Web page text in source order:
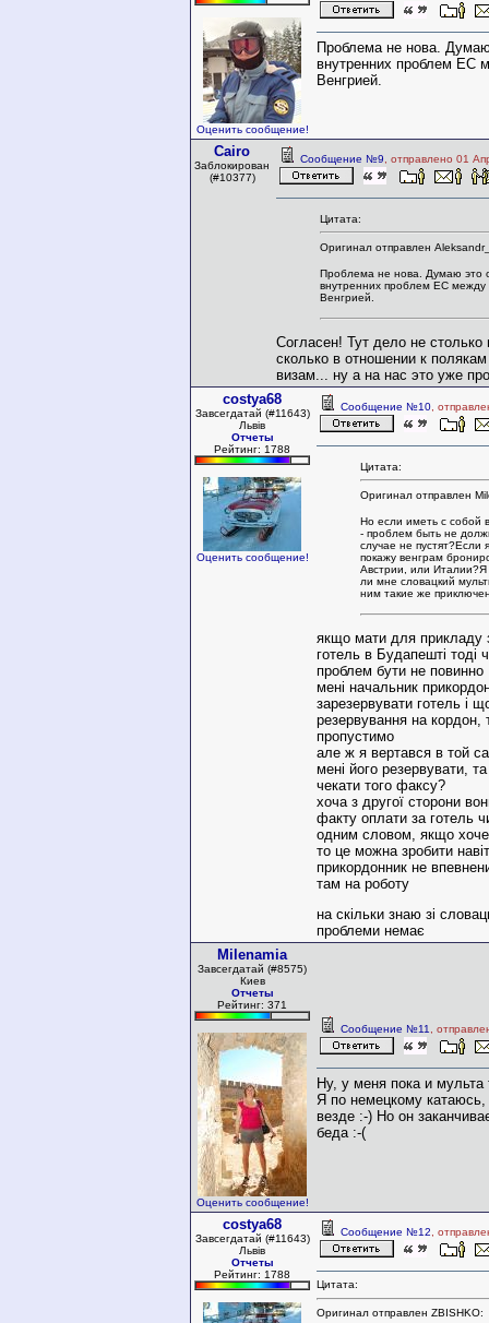
Оценить сообщение!
Проблема не нова.
внутренних проблем ЕС
Венгрией.
Cairo
Заблокирован
(#10377)
Сообщение №9 , отправлено 01
Цитата:
Оригинал отправлен
Проблема не нова. Думаю это
внутренних проблем ЕС
Венгрией.
Согласен! Тут дело не
сколько в отношении к
визам... ну а на нас это уже
costya68
Завсегдатай (#11643)
Львів
Отчеты
Рейтинг: 1788
Оценить сообщение!
Сообщение №10 ,
Цитата:
Оригинал отправлен
Но если иметь с собой
- проблем быть не
случае не пустят?Если
покажу венграм
Австрии, или
ли мне словацкий
ним такие же
якщо мати для прикладу
готель в Будапешті тоді
проблем бути не повинно
мені начальник
зарезервувати готель і
резервування на кордон,
пропустимо
але ж я вертався в той
мені його резервувати,
чекати того факсу?
хоча з другої сторони
факту оплати за готель
одним словом, якщо
то це можна зробити
прикордонник не
там на роботу
на скільки знаю зі
проблеми немає
Milenamia
Завсегдатай (#8575)
Киев
Отчеты
Рейтинг: 371
Оценить сообщение!
Сообщение №11 ,
Ну, у меня пока и мульта
Я по немецкому
везде :-) Но он
беда :-(
costya68
Завсегдатай (#11643)
Львів
Отчеты
Рейтинг: 1788
Сообщение №12 ,
Цитата:
Оригинал отправлен ZBISHKO: